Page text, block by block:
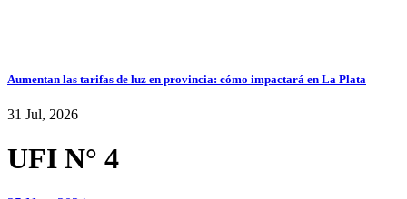
Aumentan las tarifas de luz en provincia: cómo impactará en La Plata
31 Jul, 2026
UFI N° 4